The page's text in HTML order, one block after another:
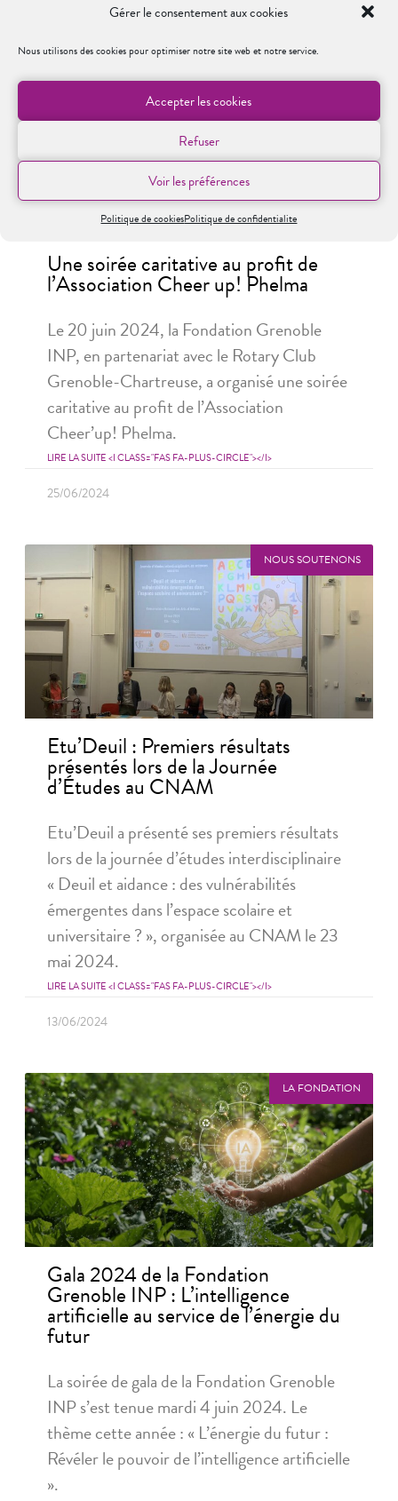
Gérer le consentement aux cookies
Nous utilisons des cookies pour optimiser notre site web et notre service.
Accepter les cookies
Refuser
Voir les préférences
Politique de cookiesPolitique de confidentialite
LA FONDATION
Une soirée caritative au profit de
l’Association Cheer up! Phelma
Le 20 juin 2024, la Fondation Grenoble
INP, en partenariat avec le Rotary Club
Grenoble-Chartreuse, a organisé une soirée
caritative au profit de l’Association
Cheer’up! Phelma.
LIRE LA SUITE <I CLASS="FAS FA-PLUS-CIRCLE"></I>
25/06/2024
NOUS SOUTENONS
Etu’Deuil : Premiers résultats
présentés lors de la Journée
d’Études au CNAM
Etu’Deuil a présenté ses premiers résultats
lors de la journée d’études interdisciplinaire
« Deuil et aidance : des vulnérabilités
émergentes dans l’espace scolaire et
universitaire ? », organisée au CNAM le 23
mai 2024.
LIRE LA SUITE <I CLASS="FAS FA-PLUS-CIRCLE"></I>
13/06/2024
LA FONDATION
Gala 2024 de la Fondation
Grenoble INP : L’intelligence
artificielle au service de l’énergie du
futur
La soirée de gala de la Fondation Grenoble
INP s’est tenue mardi 4 juin 2024. Le
thème cette année : « L’énergie du futur :
Révéler le pouvoir de l’intelligence artificielle
».